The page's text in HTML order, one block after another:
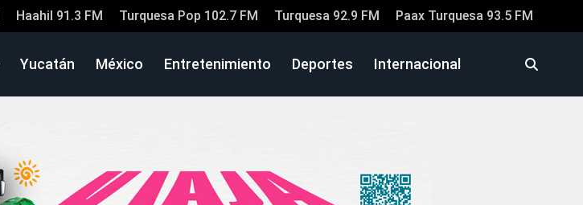
Haahil 91.3 FM Turquesa Pop 102.7 FM Turquesa 92.9 FM Paax Turquesa 93.5 FM
Yucatán México Entretenimiento Deportes Internacional